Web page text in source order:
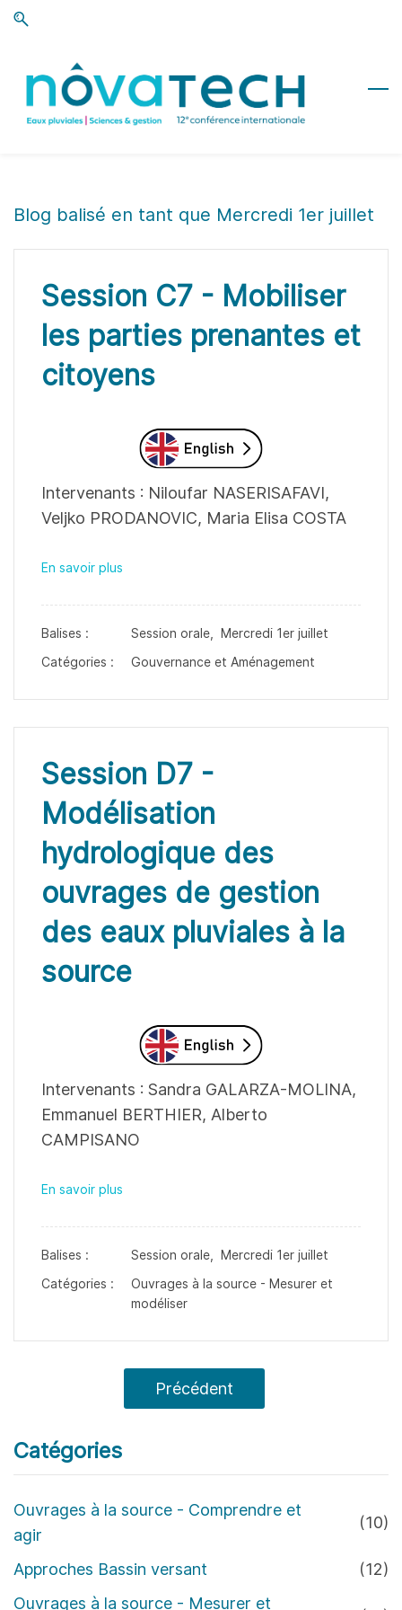
Skip
Skip
content
Blog balisé en tant que Mercredi 1er juillet
Session C7 - Mobiliser
les parties prenantes et
citoyens
Intervenants : Niloufar NASERISAFAVI,
Veljko PRODANOVIC, Maria Elisa COSTA
En savoir plus
Balises : Session orale, Mercredi 1er juillet
Catégories :
Gouvernance et Aménagement
Session D7 -
Modélisation
hydrologique des
ouvrages de gestion
des eaux pluviales à la
source
Intervenants : Sandra GALARZA-MOLINA,
Emmanuel BERTHIER, Alberto
CAMPISANO
En savoir plus
Balises : Session orale, Mercredi 1er juillet
Catégories :
Ouvrages à la source - Mesurer et
modéliser
Précédent
Catégories
Ouvrages à la source - Comprendre et
agir
(10)
Approches Bassin versant
(12)
Ouvrages à la source - Mesurer et